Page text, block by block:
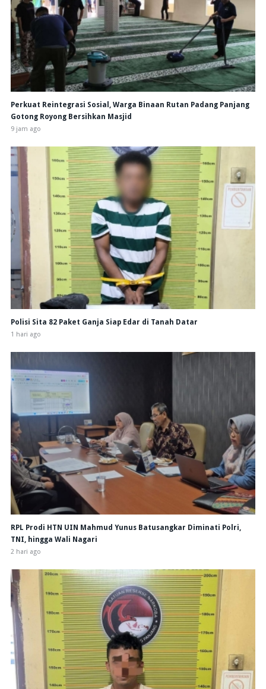
Perkuat Reintegrasi Sosial, Warga Binaan Rutan Padang Panjang
Gotong Royong Bersihkan Masjid
9 jam ago
Polisi Sita 82 Paket Ganja Siap Edar di Tanah Datar
1 hari ago
RPL Prodi HTN UIN Mahmud Yunus Batusangkar Diminati Polri,
TNI, hingga Wali Nagari
2 hari ago